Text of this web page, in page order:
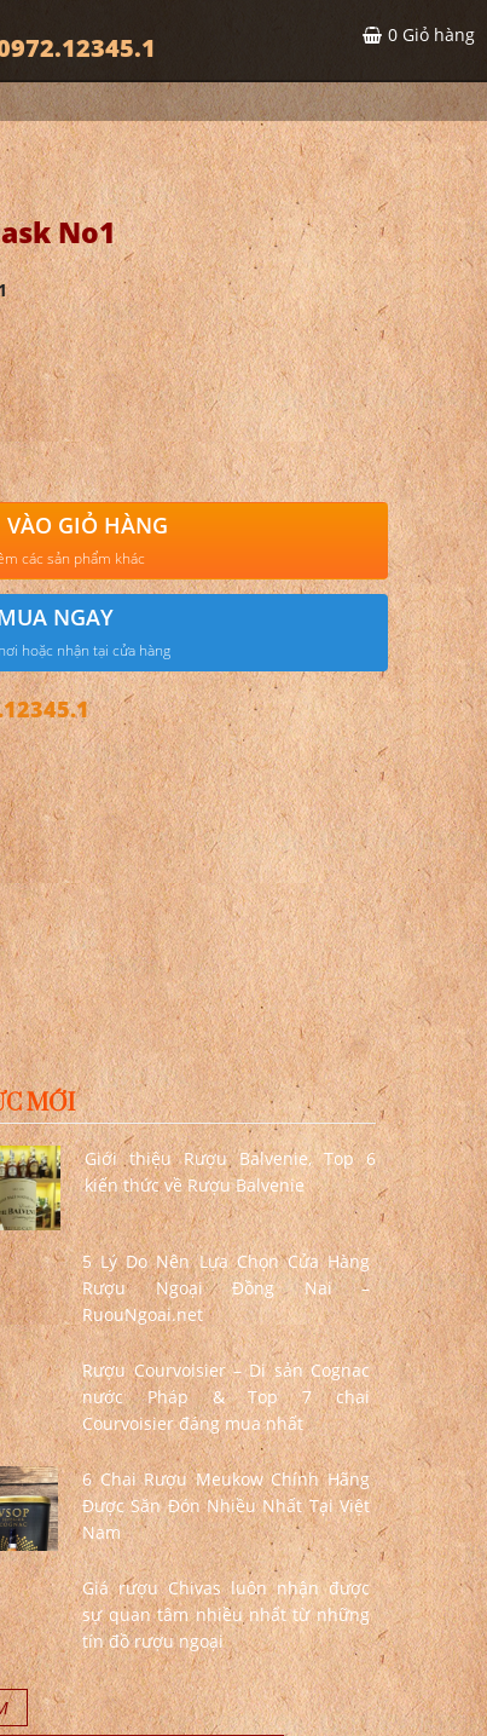
0 Giỏ hàng
No1
VÀO GIỎ HÀNG
các sản phẩm khác
NGAY
hoặc nhận tại cửa hàng
MỚI
Giới thiệu Rượu Balvenie, Top 6
kiến thức về Rượu Balvenie
5 Lý Do Nên Lựa Chọn Cửa Hàng
Rượu Ngoại Đồng Nai –
RuouNgoai.net
Rượu Courvoisier – Di sản Cognac
nước Pháp & Top 7 chai
Courvoisier đáng mua nhất
6 Chai Rượu Meukow Chính Hãng
Được Săn Đón Nhiều Nhất Tại Việt
Nam
Giá rượu Chivas luôn nhận được
sự quan tâm nhiều nhất từ những
tín đồ rượu ngoại